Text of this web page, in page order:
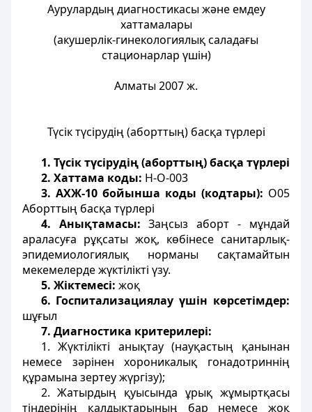
Аурулардың диагностикасы және емдеу
хаттамалары
(акушерлік-гинекологиялық саладағы
стационарлар үшін)
Алматы 2007 ж.
Түсік түсірудің (аборттың) басқа түрлері
1. Түсік түсірудің (аборттың) басқа түрлері
2. Хаттама коды: H-O-003
3. АХЖ-10 бойынша коды (кодтары): O05
Аборттың басқа түрлері
4. Анықтамасы: Заңсыз аборт - мұндай
араласуға рұқсаты жоқ, көбінесе санитарлық-
эпидемиологиялық норманы сақтамайтын
мекемелерде жүктілікті үзу.
5. Жіктемесі: жоқ
6. Госпитализациялау үшін көрсетімдер:
шұғыл
7. Диагностика критерилері:
1. Жүктілікті анықтау (науқастың қанынан
немесе зәрінен хороникалық гонадотриннің
құрамына зертеу жүргізу);
2. Жатырдың қуысында ұрық жұмыртқасы
тіндерінің қалдықтарының бар немесе жоқ